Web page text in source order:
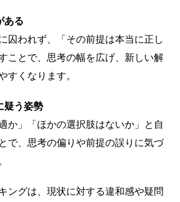
ある
囚われず、「その前提は本当に正し
ことで、思考の幅を広げ、新しい解
すくなります。
疑う姿勢
か」「ほかの選択肢はないか」と自
で、思考の偏りや前提の誤りに気づ
ングは、現状に対する違和感や疑問